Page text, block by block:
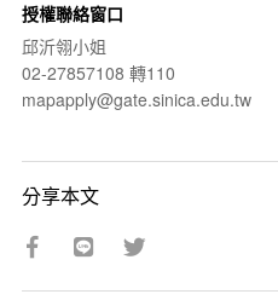
授權聯絡窗口
邱沂翎小姐
02-27857108 轉110
mapapply@gate.sinica.edu.tw
分享本文